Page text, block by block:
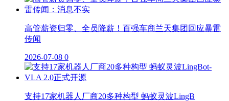
高管薪资归零、全员降薪！百强车商兰天集团回应暴雷
传闻
2026-07-08 0
支持17家机器人厂商20多种构型 蚂蚁灵波LingB